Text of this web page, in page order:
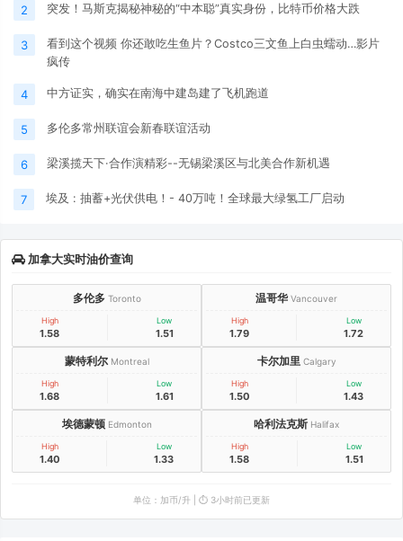
2 突发！马斯克揭秘神秘的“中本聪”真实身份，比特币价格大跌
3
看到这个视频 你还敢吃生鱼片？Costco三文鱼上白虫蠕动…影片
疯传
4 中方证实，确实在南海中建岛建了飞机跑道
5 多伦多常州联谊会新春联谊活动
6 梁溪揽天下·合作演精彩--无锡梁溪区与北美合作新机遇
7 埃及 : 抽蓄+光伏供电！- 40万吨！全球最大绿氢工厂启动
加拿大实时油价查询
多伦多 Toronto
High
1.58
Low
1.51
温哥华 Vancouver
High
1.79
Low
1.72
蒙特利尔 Montreal
High
1.68
Low
1.61
卡尔加里 Calgary
High
1.50
Low
1.43
埃德蒙顿 Edmonton
High
1.40
Low
1.33
哈利法克斯 Halifax
High
1.58
Low
1.51
单位：加币/升 | ⏱️ 3小时前已更新